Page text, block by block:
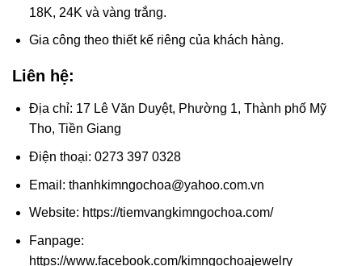
18K, 24K và vàng trắng.
Gia công theo thiết kế riêng của khách hàng.
Liên hệ:
Địa chỉ: 17 Lê Văn Duyệt, Phường 1, Thành phố Mỹ
Tho, Tiền Giang
Điện thoại: 0273 397 0328
Email: thanhkimngochoa@yahoo.com.vn
Website: https://tiemvangkimngochoa.com/
Fanpage:
https://www.facebook.com/kimngochoajewelry